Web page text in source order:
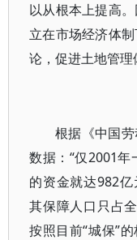
以从根本上提高
立在市场经济体
论，促进土地管理
根据《中国
数据：“仅2001
的资金就达982
其保障人口只占
按照目前“城保”